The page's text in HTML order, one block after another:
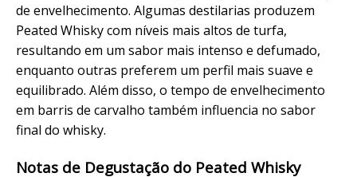
de envelhecimento. Algumas destilarias produzem
Peated Whisky com níveis mais altos de turfa,
resultando em um sabor mais intenso e defumado,
enquanto outras preferem um perfil mais suave e
equilibrado. Além disso, o tempo de envelhecimento
em barris de carvalho também influencia no sabor
final do whisky.
Notas de Degustação do Peated Whisky